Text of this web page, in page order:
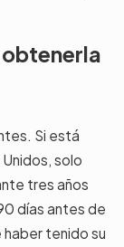
obtenerla
Si está
solo
tres años
días antes de
tenido su